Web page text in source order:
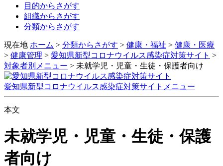
目的からさがす
組織からさがす
分類からさがす
現在地 ホーム > 分類からさがす > 健康・福祉 > 健康・医療
> 健康管理 > 愛知県新型コロナウイルス感染症対策サイト >
対象者別メニュー > 未就学児・児童・生徒・保護者向け
愛知県新型コロナウイルス感染症対策サイトメニュー
本文
未就学児・児童・生徒・保護
者向け